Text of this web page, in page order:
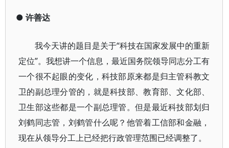
● 许善达
我今天讲的题目是关于“科技在国家发展中的重新
定位”。我想讲一个信息，最近国务院领导同志分工有
一个很不起眼的变化，科技部原来都是归主管科教文
卫的副总理分管的，就是科技部、教育部、文化部、
卫生部这些都是一个副总理管。但是最近科技部划归
刘鹤同志管，刘鹤管什么呢？他管着工信部和金融，
现在从领导分工上已经把行政管理范围已经调整了。